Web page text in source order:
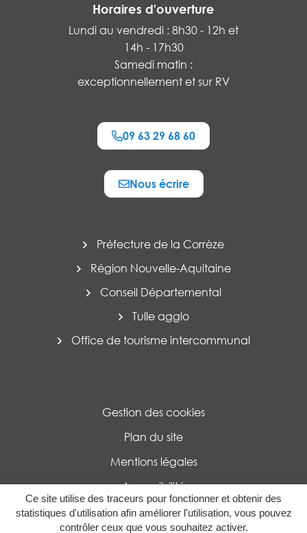
Ce site utilise des traceurs pour fonctionner et obtenir des
statistiques d'utilisation afin améliorer l'utilisation, vous pouvez
contrôler ceux que vous souhaitez activer.
Horaires d'ouverture
Lundi au vendredi : 8h30 - 12h et
14h - 17h30
Samedi matin :
exceptionnellement et sur RV
09 63 29 68 60
Nous écrire
Préfecture de la Corrèze
Région Nouvelle-Aquitaine
Conseil Départemental
Tulle agglo
Office de tourisme intercommunal
Gestion des cookies
Plan du site
Mentions légales
Accessibilité
Politique de confidentialité